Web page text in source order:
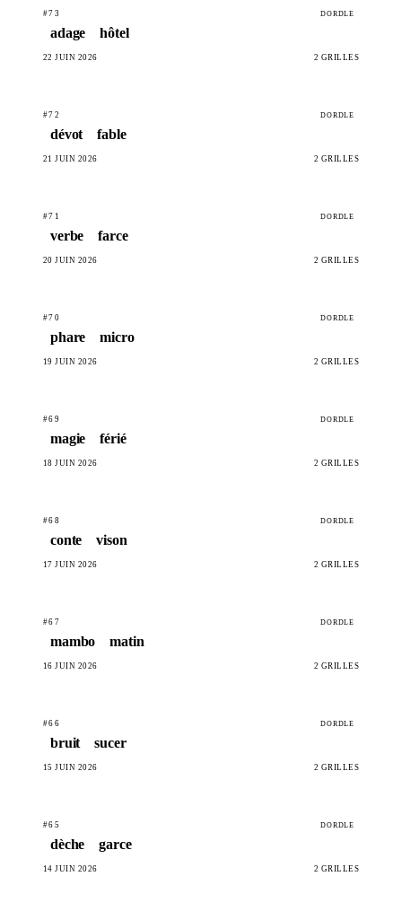
#73 DORDLE
adage hôtel
22 JUIN 2026 2 GRILLES
#72 DORDLE
dévot fable
21 JUIN 2026 2 GRILLES
#71 DORDLE
verbe farce
20 JUIN 2026 2 GRILLES
#70 DORDLE
phare micro
19 JUIN 2026 2 GRILLES
#69 DORDLE
magie férié
18 JUIN 2026 2 GRILLES
#68 DORDLE
conte vison
17 JUIN 2026 2 GRILLES
#67 DORDLE
mambo matin
16 JUIN 2026 2 GRILLES
#66 DORDLE
bruit sucer
15 JUIN 2026 2 GRILLES
#65 DORDLE
dèche garce
14 JUIN 2026 2 GRILLES